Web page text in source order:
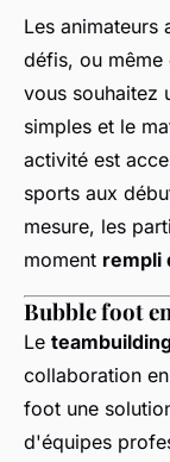
Les animateurs
défis, ou même
vous souhaitez
simples et le
activité est
sports aux
mesure, les
moment rempli
Bubble foot
Le
collaboration
foot une
d'équipes